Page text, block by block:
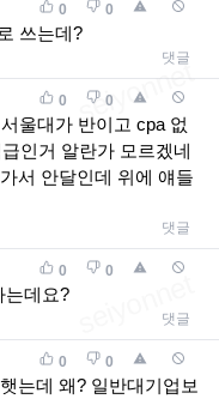
0 0
쓰는데?
댓글
0 0
울대가 반이고 cpa 없
인거 알란가 모르겠네
서 안달인데 위에 얘들
댓글
0 0
는데요?
댓글
0 0
는데 왜? 일반대기업보